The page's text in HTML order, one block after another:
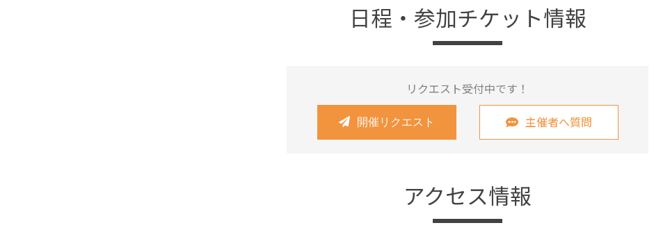
日程・参加チケット情報
リクエスト受付中です！
開催リクエスト 主催者へ質問
アクセス情報